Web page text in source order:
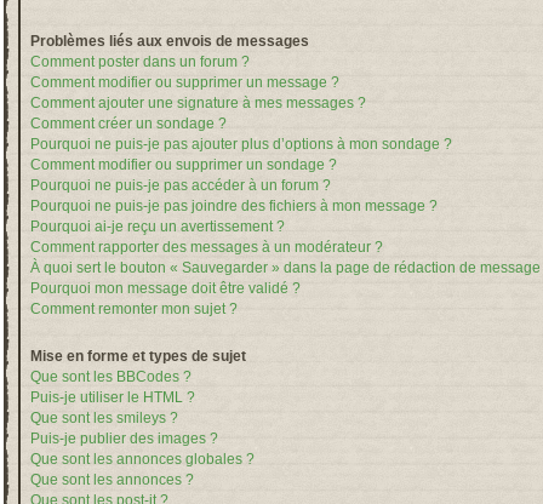
Problèmes liés aux envois de messages
Comment poster dans un forum ?
Comment modifier ou supprimer un message ?
Comment ajouter une signature à mes messages ?
Comment créer un sondage ?
Pourquoi ne puis-je pas ajouter plus d’options à mon sondage ?
Comment modifier ou supprimer un sondage ?
Pourquoi ne puis-je pas accéder à un forum ?
Pourquoi ne puis-je pas joindre des fichiers à mon message ?
Pourquoi ai-je reçu un avertissement ?
Comment rapporter des messages à un modérateur ?
À quoi sert le bouton « Sauvegarder » dans la page de rédaction de message
Pourquoi mon message doit être validé ?
Comment remonter mon sujet ?
Mise en forme et types de sujet
Que sont les BBCodes ?
Puis-je utiliser le HTML ?
Que sont les smileys ?
Puis-je publier des images ?
Que sont les annonces globales ?
Que sont les annonces ?
Que sont les post-it ?